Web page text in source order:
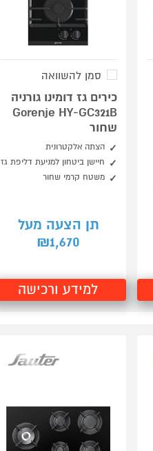
סמן להשוואה
כירים גז דומינו גורניה
Gorenje HY-GC321B
שחור
הצתה אלקטרונית
חיישן ביטחון למניעת דליפת גז
משטח קרמי שחור
תן הצעה מעל
₪1,670
למידע ורכישה